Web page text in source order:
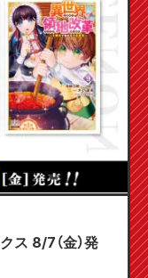
ス 8/7（金）発